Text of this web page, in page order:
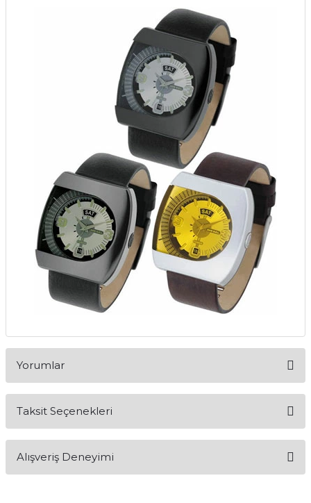
Yorumlar
Taksit Seçenekleri
Alışveriş Deneyimi